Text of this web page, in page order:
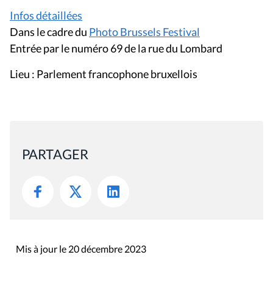
Infos détaillées
Dans le cadre du Photo Brussels Festival
Entrée par le numéro 69 de la rue du Lombard
Lieu : Parlement francophone bruxellois
PARTAGER
Mis à jour le 20 décembre 2023